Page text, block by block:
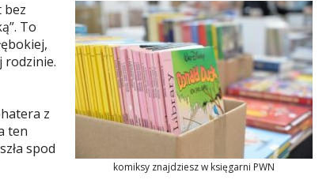
komiksy znajdziesz w księgarni PWN
bez
To
rodzinie.
z
ten
spod